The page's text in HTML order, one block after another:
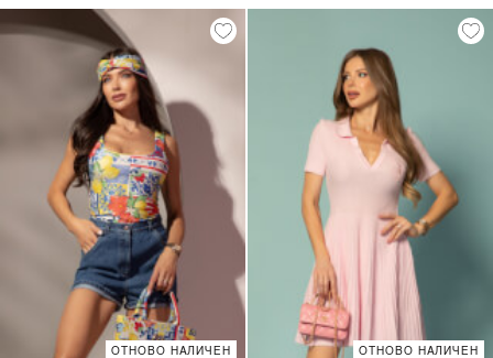
ОТНОВО НАЛИЧЕН ОТНОВО НАЛИЧЕН